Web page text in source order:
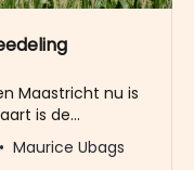
Maastricht nu is
is de
Maar
derde stad als
Maurice Ubags